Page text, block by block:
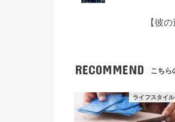
【彼
RECOMMEND こちら
ライフスタイル